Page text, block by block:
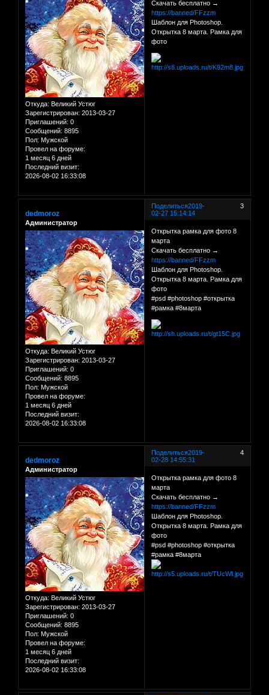
Откуда: Великий Устюг
Зарегистрирован: 2013-03-27
Приглашений: 0
Сообщений: 8895
Пол: Мужской
Провел на форуме:
1 месяц 6 дней
Последний визит:
2026-08-02 16:33:08
Скачать бесплатно →
https://banned/FFzzm
Шаблон для Photoshop.
Открытка 8 марта. Рамка для
фото
Поделиться 3
2019-
02-27 15:14:14
dedmoroz
Администратор
Откуда: Великий Устюг
Зарегистрирован: 2013-03-27
Приглашений: 0
Сообщений: 8895
Пол: Мужской
Провел на форуме:
1 месяц 6 дней
Последний визит:
2026-08-02 16:33:08
Открытка рамка для фото 8
марта
Скачать бесплатно →
https://banned/FFzzm
Шаблон для Photoshop.
Открытка 8 марта. Рамка для
фото
#psd #photoshop #открытка
#рамка #8марта
Поделиться 4
2019-
02-28 14:55:31
dedmoroz
Администратор
Откуда: Великий Устюг
Зарегистрирован: 2013-03-27
Приглашений: 0
Сообщений: 8895
Пол: Мужской
Провел на форуме:
1 месяц 6 дней
Последний визит:
2026-08-02 16:33:08
Открытка рамка для фото 8
марта
Скачать бесплатно →
https://banned/FFzzm
Шаблон для Photoshop.
Открытка 8 марта. Рамка для
фото
#psd #photoshop #открытка
#рамка #8марта